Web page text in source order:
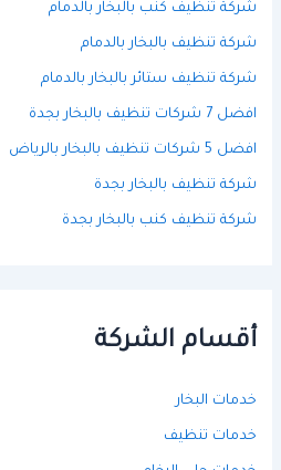
شركة تنظيف كنب بالبخار بالدمام
شركة تنظيف بالبخار بالدمام
شركة تنظيف ستائر بالبخار بالدمام
افضل 7 شركات تنظيف بالبخار بجدة
افضل 5 شركات تنظيف بالبخار بالرياض
شركة تنظيف بالبخار بجدة
شركة تنظيف كنب بالبخار بجدة
أقسام الشركة
خدمات البخار
خدمات تنظيف